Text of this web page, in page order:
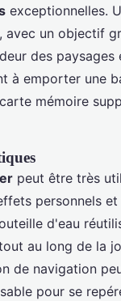
exceptionnelles.
avec un objectif
des paysages
à emporter une
mémoire
peut être très
personnels
d'eau
au long de la
de navigation
pour se